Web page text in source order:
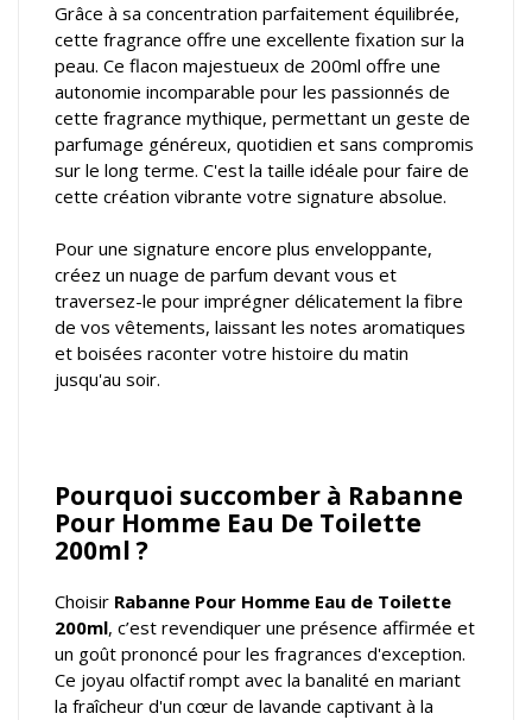
Grâce à sa concentration parfaitement équilibrée,
cette fragrance offre une excellente fixation sur la
peau. Ce flacon majestueux de 200ml offre une
autonomie incomparable pour les passionnés de
cette fragrance mythique, permettant un geste de
parfumage généreux, quotidien et sans compromis
sur le long terme. C'est la taille idéale pour faire de
cette création vibrante votre signature absolue.
Pour une signature encore plus enveloppante,
créez un nuage de parfum devant vous et
traversez-le pour imprégner délicatement la fibre
de vos vêtements, laissant les notes aromatiques
et boisées raconter votre histoire du matin
jusqu'au soir.
Pourquoi succomber à Rabanne
Pour Homme Eau De Toilette
200ml ?
Choisir Rabanne Pour Homme Eau de Toilette
200ml, c’est revendiquer une présence affirmée et
un goût prononcé pour les fragrances d'exception.
Ce joyau olfactif rompt avec la banalité en mariant
la fraîcheur d'un cœur de lavande captivant à la